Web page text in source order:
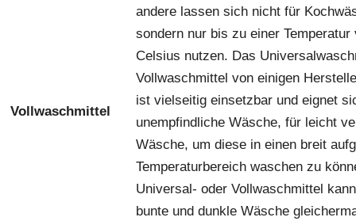
Vollwaschmittel
andere lassen sich nicht für
sondern nur bis zu einer Temperatur
Celsius nutzen. Das
Vollwaschmittel von einigen
ist vielseitig einsetzbar und eignet
unempfindliche Wäsche, für leicht
Wäsche, um diese in einen breit
Temperaturbereich waschen zu
Universal- oder Vollwaschmittel
bunte und dunkle Wäsche